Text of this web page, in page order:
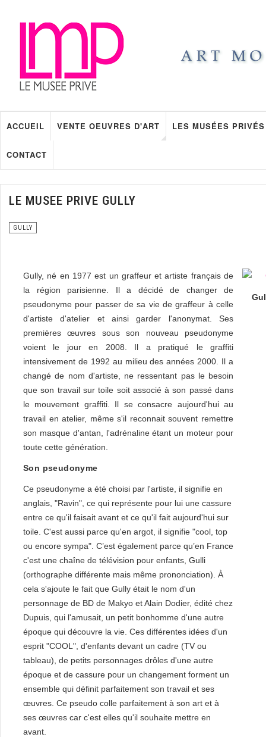
ACCUEIL VENTE OEUVRES D'ART LES MUSÉES PRIVÉS
CONTACT
LE MUSEE PRIVE GULLY
GULLY
Gully, né en 1977 est un graffeur et artiste français de
la région parisienne. Il a décidé de changer de
pseudonyme pour passer de sa vie de graffeur à celle
d'artiste d'atelier et ainsi garder l'anonymat. Ses
premières œuvres sous son nouveau pseudonyme
voient le jour en 2008. Il a pratiqué le graffiti
intensivement de 1992 au milieu des années 2000. Il a
changé de nom d'artiste, ne ressentant pas le besoin
que son travail sur toile soit associé à son passé dans
le mouvement graffiti. Il se consacre aujourd'hui au
travail en atelier, même s'il reconnait souvent remettre
son masque d'antan, l'adrénaline étant un moteur pour
toute cette génération.
Son pseudonyme
Ce pseudonyme a été choisi par l'artiste, il signifie en
anglais, "Ravin", ce qui représente pour lui une cassure
entre ce qu'il faisait avant et ce qu'il fait aujourd'hui sur
toile. C'est aussi parce qu'en argot, il signifie "cool, top
ou encore sympa". C’est également parce qu’en France
c'est une chaîne de télévision pour enfants, Gulli
(orthographe différente mais même prononciation). À
cela s'ajoute le fait que Gully était le nom d'un
personnage de BD de Makyo et Alain Dodier, édité chez
Dupuis, qui l'amusait, un petit bonhomme d'une autre
époque qui découvre la vie. Ces différentes idées d'un
esprit "COOL", d'enfants devant un cadre (TV ou
tableau), de petits personnages drôles d'une autre
époque et de cassure pour un changement forment un
ensemble qui définit parfaitement son travail et ses
œuvres. Ce pseudo colle parfaitement à son art et à
ses œuvres car c'est elles qu'il souhaite mettre en
avant.